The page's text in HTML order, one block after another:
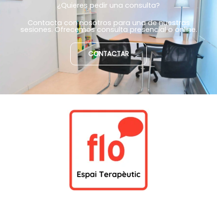
¿Quieres pedir una consulta?
Contacta con nosotros para una de nuestras
sesiones. Ofrecemos consulta presencial o online.
CONTACTAR